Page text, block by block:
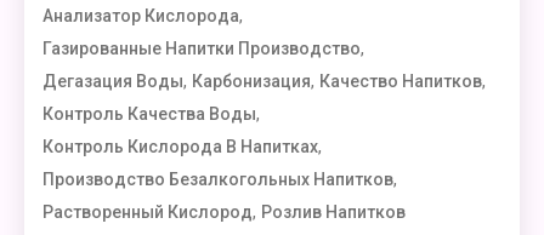
Анализатор Кислорода,
Газированные Напитки Производство,
Дегазация Воды, Карбонизация, Качество Напитков,
Контроль Качества Воды,
Контроль Кислорода В Напитках,
Производство Безалкогольных Напитков,
Растворенный Кислород, Розлив Напитков